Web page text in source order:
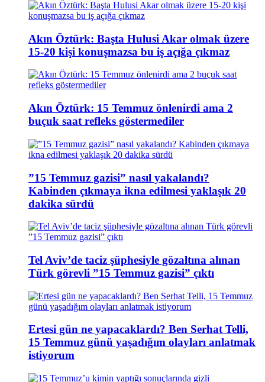
Akın Öztürk: Başta Hulusi Akar olmak üzere
15-20 kişi konuşmazsa bu iş açığa çıkmaz
Akın Öztürk: 15 Temmuz önlenirdi ama 2
buçuk saat refleks göstermediler
”15 Temmuz gazisi” nasıl yakalandı?
Kabinden çıkmaya ikna edilmesi yaklaşık 20
dakika sürdü
Tel Aviv’de taciz şüphesiyle gözaltına alınan
Türk görevli ”15 Temmuz gazisi” çıktı
Ertesi gün ne yapacaklardı? Ben Serhat Telli,
15 Temmuz günü yaşadığım olayları anlatmak
istiyorum